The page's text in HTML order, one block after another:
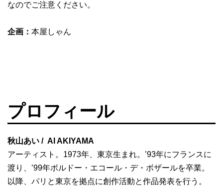
なのでご注意ください。
企画： 本屋しゃん
プロフィール
秋山あい / AI AKIYAMA
アーティスト。1973年、東京生まれ。’93年にフランスに
渡り、’99年ボルドー・エコール・デ・ボザールを卒業。
以降、パリと東京を拠点に創作活動と作品発表を行う。